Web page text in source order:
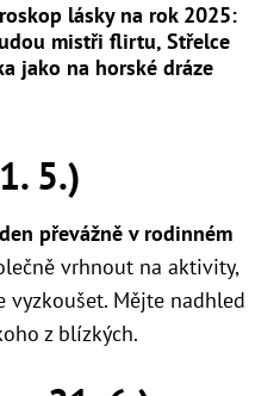
lásky na rok 2025:
mistři flirtu, Střelce
jako na horské dráze
5.)
převážně v rodinném
vrhnout na aktivity,
Mějte nadhled
z blízkých.